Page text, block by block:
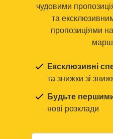
чудовими
та
пропозиціями
Ексклюзивні
та знижки зі
Будьте
нові розклади